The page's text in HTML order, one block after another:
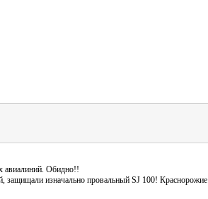
авиалиний. Обидно!!
защищали изначально провальный SJ 100!